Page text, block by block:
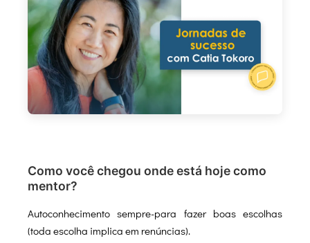
Como você chegou onde está hoje como
mentor?
Autoconhecimento sempre-para fazer boas escolhas
(toda escolha implica em renúncias).